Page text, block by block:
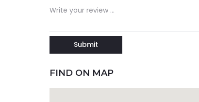
FIND ON MAP